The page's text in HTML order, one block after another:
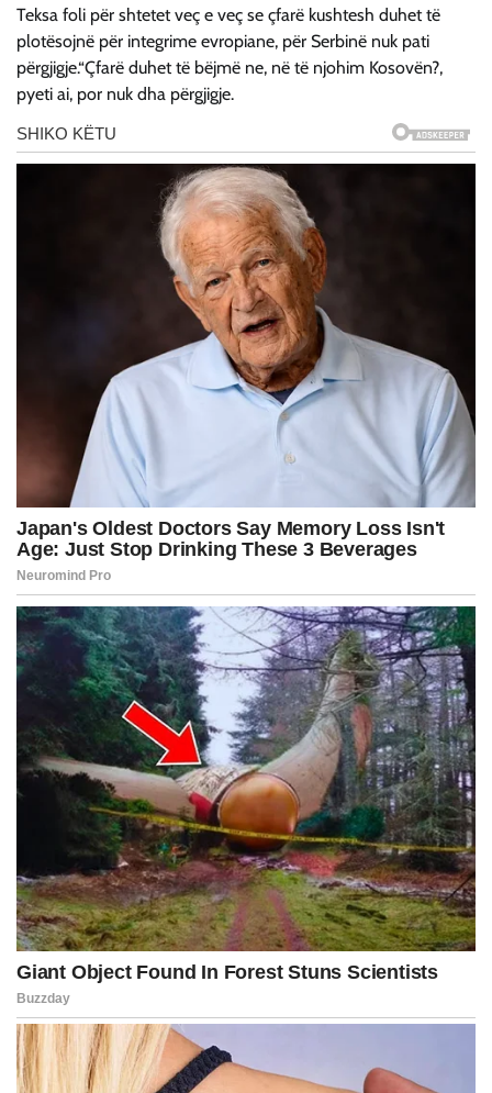
Teksa foli për shtetet veç e veç se çfarë kushtesh duhet të
plotësojnë për integrime evropiane, për Serbinë nuk pati
përgjigje.“Çfarë duhet të bëjmë ne, në të njohim Kosovën?,
pyeti ai, por nuk dha përgjigje.